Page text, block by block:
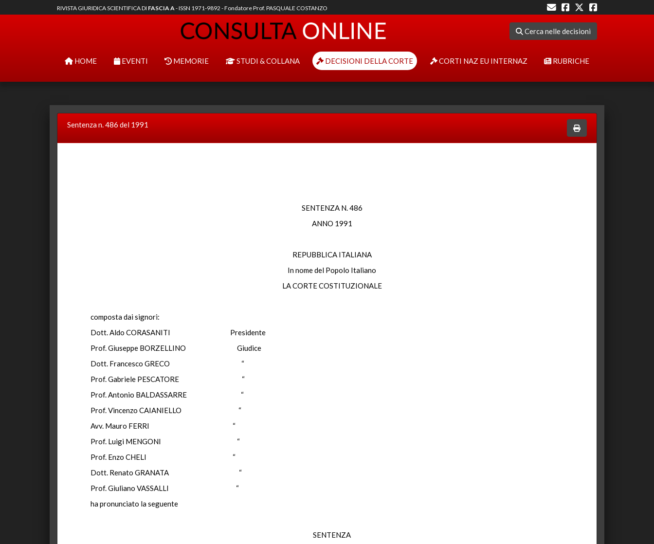
RIVISTA GIURIDICA SCIENTIFICA DI FASCIA A- ISSN 1971-9892 - Fondatore Prof. PASQUALE COSTANZO
Cerca nelle decisioni
HOME EVENTI MEMORIE STUDI & COLLANA DECISIONI DELLA CORTE CORTI NAZ EU INTERNAZ RUBRICHE
Sentenza n. 486 del 1991
SENTENZA N. 486
ANNO 1991
REPUBBLICA ITALIANA
In nome del Popolo Italiano
LA CORTE COSTITUZIONALE
composta dai signori:
Dott. Aldo CORASANITI Presidente
Prof. Giuseppe BORZELLINO Giudice
Dott. Francesco GRECO “
Prof. Gabriele PESCATORE “
Prof. Antonio BALDASSARRE “
Prof. Vincenzo CAIANIELLO “
Avv. Mauro FERRI “
Prof. Luigi MENGONI “
Prof. Enzo CHELI “
Dott. Renato GRANATA “
Prof. Giuliano VASSALLI “
ha pronunciato la seguente
SENTENZA